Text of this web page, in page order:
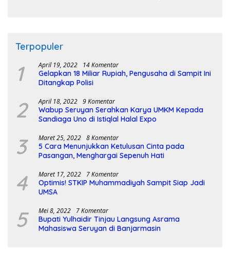
Terpopuler
1 April 19, 2022 14 Komentar
Gelapkan 18 Miliar Rupiah, Pengusaha di Sampit Ini
Ditangkap Polisi
2 April 18, 2022 9 Komentar
Wabup Seruyan Serahkan Karya UMKM Kepada
Sandiaga Uno di Istiqlal Halal Expo
3 Maret 25, 2022 8 Komentar
5 Cara Menunjukkan Ketulusan Cinta pada
Pasangan, Menghargai Sepenuh Hati
4 Maret 17, 2022 7 Komentar
Optimis! STKIP Muhammadiyah Sampit Siap Jadi
UMSA
5 Mei 8, 2022 7 Komentar
Bupati Yulhaidir Tinjau Langsung Asrama
Mahasiswa Seruyan di Banjarmasin